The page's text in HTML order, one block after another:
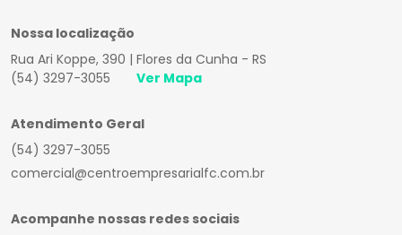
Nossa localização
Rua Ari Koppe, 390 | Flores da Cunha - RS
(54) 3297-3055
Ver Mapa
Atendimento Geral
(54) 3297-3055
comercial@centroempresarialfc.com.br
Acompanhe nossas redes sociais